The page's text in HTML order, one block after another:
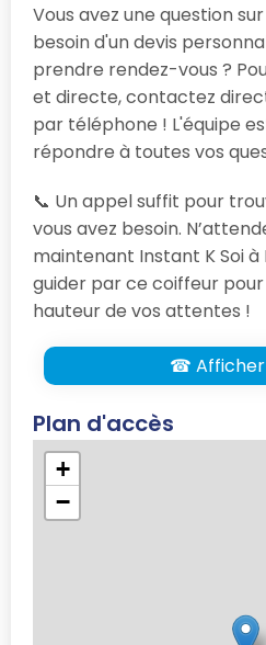
Vous avez une question
besoin d'un devis
prendre rendez-vous ?
et directe, contactez
par téléphone ! L'équipe
répondre à toutes vos
📞 Un appel suffit pour
vous avez besoin.
maintenant Instant K Soi à
guider par ce coiffeur
hauteur de vos attentes !
☎ Afficher
Plan d'accès
+
−